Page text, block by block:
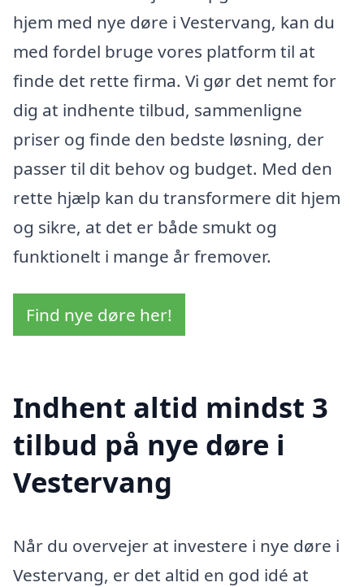
hjem med nye døre i Vestervang, kan du
med fordel bruge vores platform til at
finde det rette firma. Vi gør det nemt for
dig at indhente tilbud, sammenligne
priser og finde den bedste løsning, der
passer til dit behov og budget. Med den
rette hjælp kan du transformere dit hjem
og sikre, at det er både smukt og
funktionelt i mange år fremover.
Find nye døre her!
Indhent altid mindst 3
tilbud på nye døre i
Vestervang
Når du overvejer at investere i nye døre i
Vestervang, er det altid en god idé at